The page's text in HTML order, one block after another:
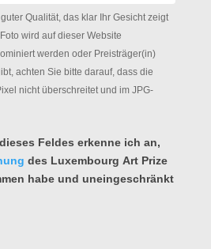
Qualität, das klar Ihr Gesicht zeigt
wird auf dieser Website
werden oder Preisträger(in)
achten Sie bitte darauf, dass die
nicht überschreitet und im JPG-
Feldes erkenne ich an,
des Luxembourg Art Prize
habe und uneingeschränkt